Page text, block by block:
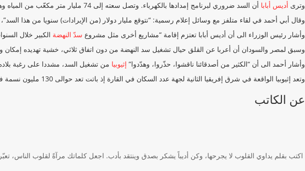
وترى أديس أبابا أن السد ضروري لبرنامج إمدادها بالكهرباء. وتصل سعته إلى 74 مليار متر مكعّب من المياه وهو قادر على توليد أكثر من 5000 ميغاوات من الكهرباء، أي ما يعادل ضعف الإنتاج الحالي لإثيوبيا.
وقال أبي أحمد في لقاء متلفز مع وسائل إعلام رسمية: “نتوقع مليار دولار (من الإيرادات) سنويا من هذا
وأشار رئيس الوزراء الى أن أديس أبابا تعتزم إقامة “مشاريع أخرى مثل مشروع سدّ النهضة الكبير خلال السنوات
وسبق لمصر والسودان أن أعربا عن القلق حيال تشغيل سد النهضة من دون اتفاق ثلاثي، خشية تهديده
وأشار أحمد الى أن “الكثير من أصدقائنا ناقشوا، حذّروا، وهدّدوا” إثيوبيا من تشغيل السد، مشددا على رغبة
وتعد إثيوبيا الواقعة في شرق إفريقيا الثانية لجهة عدد السكان في القارة إذ باتت تعد حوالى 130 مليون نسمة فيما تتزايد حاجاتها الى الكهرباء.
عن الكاتب
اكتب بقلم يداوي القلوب لا يجرحها، وكن أديباً يشكر بصدق وينتقد بأدب. اجعل كلماتك مرآةً لقلوب الناس،